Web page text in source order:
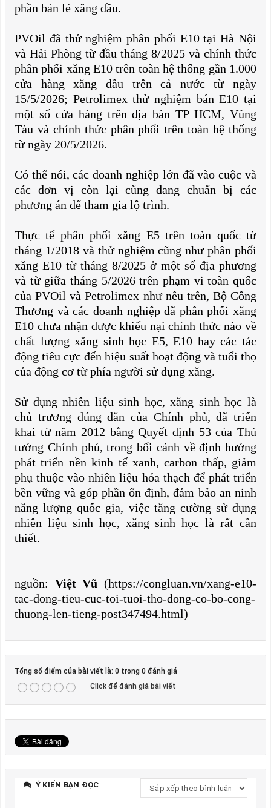
phần bán lẻ xăng dầu.
PVOil đã thử nghiệm phân phối E10 tại Hà Nội
và Hải Phòng từ đầu tháng 8/2025 và chính thức
phân phối xăng E10 trên toàn hệ thống gần 1.000
cửa hàng xăng dầu trên cả nước từ ngày
15/5/2026; Petrolimex thử nghiệm bán E10 tại
một số cửa hàng trên địa bàn TP HCM, Vũng
Tàu và chính thức phân phối trên toàn hệ thống
từ ngày 20/5/2026.
Có thể nói, các doanh nghiệp lớn đã vào cuộc và
các đơn vị còn lại cũng đang chuẩn bị các
phương án để tham gia lộ trình.
Thực tế phân phối xăng E5 trên toàn quốc từ
tháng 1/2018 và thử nghiệm cũng như phân phối
xăng E10 từ tháng 8/2025 ở một số địa phương
và từ giữa tháng 5/2026 trên phạm vi toàn quốc
của PVOil và Petrolimex như nêu trên, Bộ Công
Thương và các doanh nghiệp đã phân phối xăng
E10 chưa nhận được khiếu nại chính thức nào về
chất lượng xăng sinh học E5, E10 hay các tác
động tiêu cực đến hiệu suất hoạt động và tuổi thọ
của động cơ từ phía người sử dụng xăng.
Sử dụng nhiên liệu sinh học, xăng sinh học là
chủ trương đúng đắn của Chính phủ, đã triển
khai từ năm 2012 bằng Quyết định 53 của Thủ
tướng Chính phủ, trong bối cảnh về định hướng
phát triển nền kinh tế xanh, carbon thấp, giảm
phụ thuộc vào nhiên liệu hóa thạch để phát triển
bền vững và góp phần ổn định, đảm bảo an ninh
năng lượng quốc gia, việc tăng cường sử dụng
nhiên liệu sinh học, xăng sinh học là rất cần
thiết.
nguồn: Việt Vũ (https://congluan.vn/xang-e10-
tac-dong-tieu-cuc-toi-tuoi-tho-dong-co-bo-cong-
thuong-len-tieng-post347494.html)
Tổng số điểm của bài viết là: 0 trong 0 đánh giá
Click để đánh giá bài viết
Ý KIẾN BẠN ĐỌC